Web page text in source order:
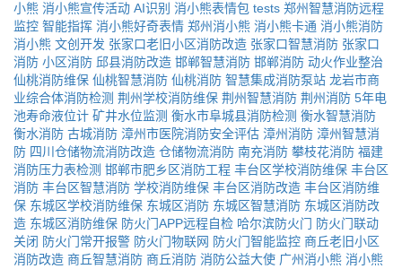
小熊 消小熊宣传活动 AI识别 消小熊表情包 tests 郑州智慧消防远程
监控 智能指挥 消小熊好奇表情 郑州消小熊 消小熊卡通 消小熊消防
消小熊 文创开发 张家口老旧小区消防改造 张家口智慧消防 张家口
消防 小区消防 邱县消防改造 邯郸智慧消防 邯郸消防 动火作业整治
仙桃消防维保 仙桃智慧消防 仙桃消防 智慧集成消防泵站 龙岩市商
业综合体消防检测 荆州学校消防维保 荆州智慧消防 荆州消防 5年电
池寿命液位计 矿井水位监测 衡水市阜城县消防检测 衡水智慧消防
衡水消防 古城消防 漳州市医院消防安全评估 漳州消防 漳州智慧消
防 四川仓储物流消防改造 仓储物流消防 南充消防 攀枝花消防 福建
消防压力表检测 邯郸市肥乡区消防工程 丰台区学校消防维保 丰台区
消防 丰台区智慧消防 学校消防维保 丰台区消防改造 丰台区消防维
保 东城区学校消防维保 东城区消防 东城区智慧消防 东城区消防改
造 东城区消防维保 防火门APP远程自检 哈尔滨防火门 防火门联动
关闭 防火门常开报警 防火门物联网 防火门智能监控 商丘老旧小区
消防改造 商丘智慧消防 商丘消防 消防公益大使 广州消小熊 消小熊